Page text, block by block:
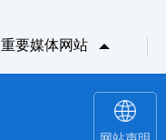
重要媒体网站